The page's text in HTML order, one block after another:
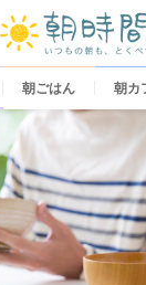
朝ごはん 朝カ